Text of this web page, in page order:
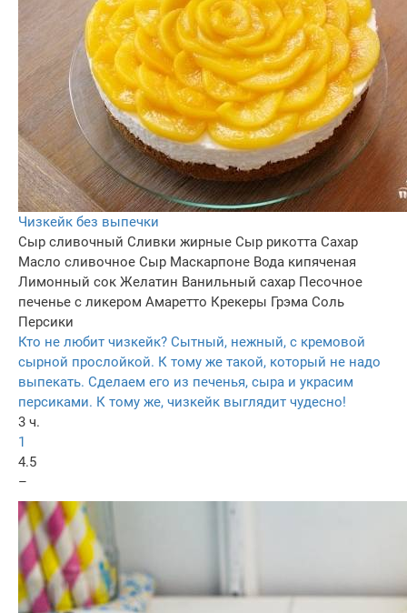
Чизкейк без выпечки
Сыр сливочный Сливки жирные Сыр рикотта Сахар
Масло сливочное Сыр Маскарпоне Вода кипяченая
Лимонный сок Желатин Ванильный сахар Песочное
печенье с ликером Амаретто Крекеры Грэма Соль
Персики
Кто не любит чизкейк? Сытный, нежный, с кремовой
сырной прослойкой. К тому же такой, который не надо
выпекать. Сделаем его из печенья, сыра и украсим
персиками. К тому же, чизкейк выглядит чудесно!
3 ч.
1
4.5
–